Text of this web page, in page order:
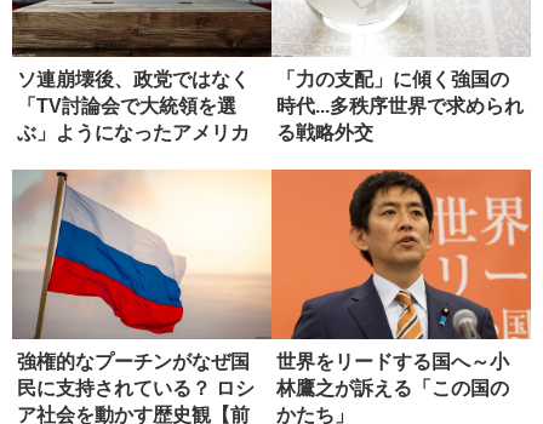
ソ連崩壊後、政党ではなく
「TV討論会で大統領を選
ぶ」ようになったアメリカ
「力の支配」に傾く強国の
時代...多秩序世界で求められ
る戦略外交
強権的なプーチンがなぜ国
民に支持されている？ ロシ
ア社会を動かす歴史観【前
世界をリードする国へ～小
林鷹之が訴える「この国の
かたち」